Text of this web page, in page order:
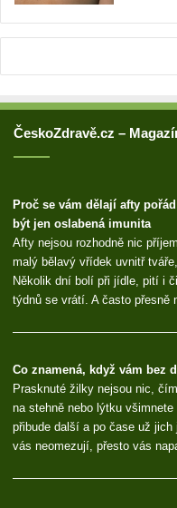
ČeskoZdravě.cz –
Proč se vám dělají afty
být jen oslabená imunita
Afty nejsou rozhodně nic
malý bělavý vřídek uvnitř
Několik dní bolí při jídle, pití i
týdnů se vrátí. A často
Co znamená, když vám bez
Prasknuté žilky nejsou nic,
na stehně nebo lýtku
přibude další a po čase už
vás neomezují, přesto vás